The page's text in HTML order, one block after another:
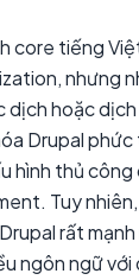
core tiếng
nhưng
hoặc
Drupal phức
hình thủ
Tuy
rất
ngôn ngữ với